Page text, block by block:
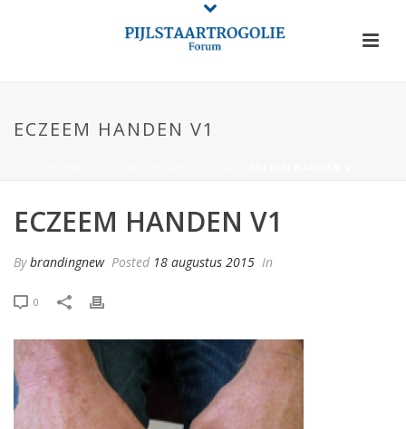
ECZEEM HANDEN V1
ECZEEM HANDEN V1
Bybrandingnew Posted 18 augustus 2015 In
0